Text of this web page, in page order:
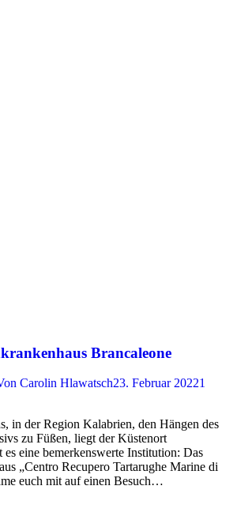
Brancaleone
Carolin Hlawatsch23. Februar 20221
in der Region Kalabrien, den Hängen des
zu Füßen, liegt der Küstenort
eine bemerkenswerte Institution: Das
„Centro Recupero Tartarughe Marine di
euch mit auf einen Besuch…